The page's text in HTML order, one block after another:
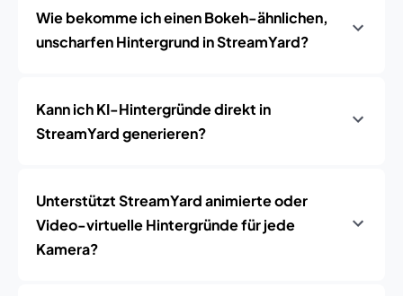
Wie bekomme ich einen Bokeh-ähnlichen,
unscharfen Hintergrund in StreamYard?
Kann ich KI-Hintergründe direkt in
StreamYard generieren?
Unterstützt StreamYard animierte oder
Video-virtuelle Hintergründe für jede
Kamera?